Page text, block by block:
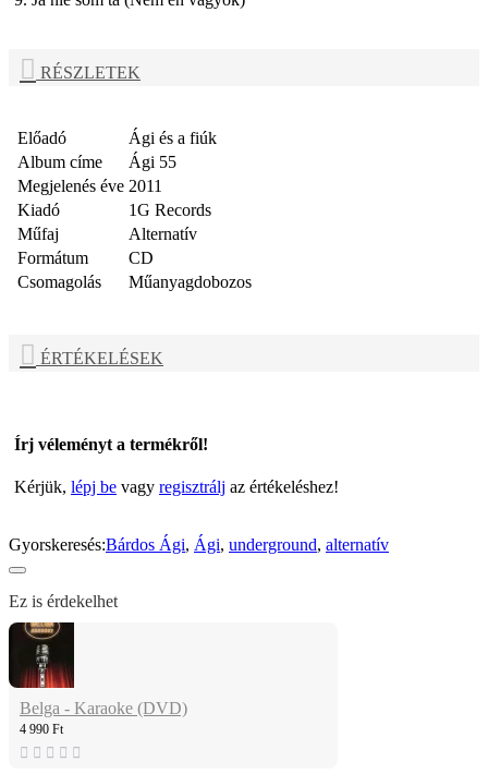
RÉSZLETEK
Előadó
Ági és a fiúk
Album címe
Ági 55
Megjelenés éve 2011
Kiadó
1G Records
Műfaj
Alternatív
Formátum
CD
Csomagolás
Műanyagdobozos
ÉRTÉKELÉSEK
Írj véleményt a termékről!
Kérjük, lépj be vagy regisztrálj az értékeléshez!
Gyorskeresés:Bárdos Ági, Ági, underground, alternatív
Ez is érdekelhet
Belga - Karaoke (DVD)
4 990 Ft